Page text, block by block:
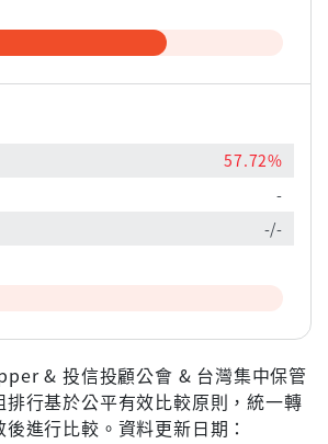
57.72%
-
-/-
& 投信投顧公會 & 台灣集中保管
排行基於公平有效比較原則，統一轉
進行比較。資料更新日期：